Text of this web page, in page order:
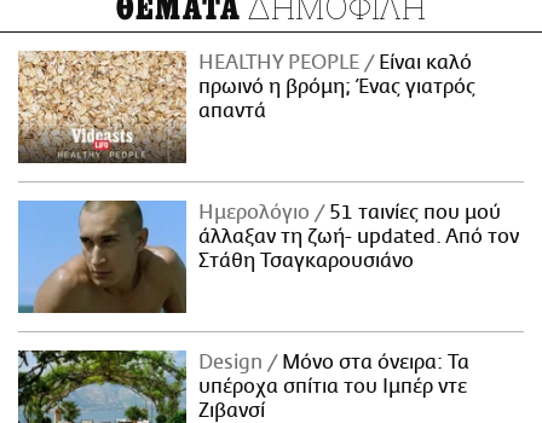
ΘΕΜΑΤΑ
HEALTHY PEOPLE
Είναι καλό
πρωινό η βρόμη; Ένας γιατρός
απαντά
Ημερολόγιο
51 ταινίες που μού
άλλαξαν τη ζωή- updated. Aπό τον
Στάθη Τσαγκαρουσιάνο
Design
Μόνο στα όνειρα: Τα
υπέροχα σπίτια του Ιμπέρ ντε
Ζιβανσί